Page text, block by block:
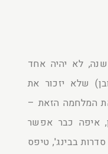
בעוד 20, בעוד 30, בעוד 70 שנה, לא יהיה אחד
שלא יזכור את
המלחמה הזאת –
איפה כבר אפשר
בבינג', טיפס